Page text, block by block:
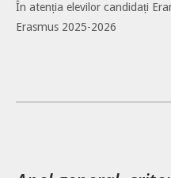
În atenția elevilor candidați
Erasmus 2025-2026